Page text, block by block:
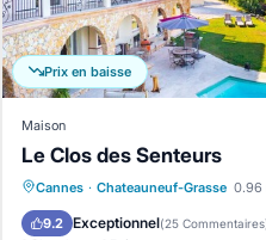
de
la
Prix en baisse
Maison
Le Clos des Senteurs
Cannes · Chateauneuf-Grasse 0.96
9.2 Exceptionnel(25 Commentaires
Spa Piscine
Petit-déjeuner